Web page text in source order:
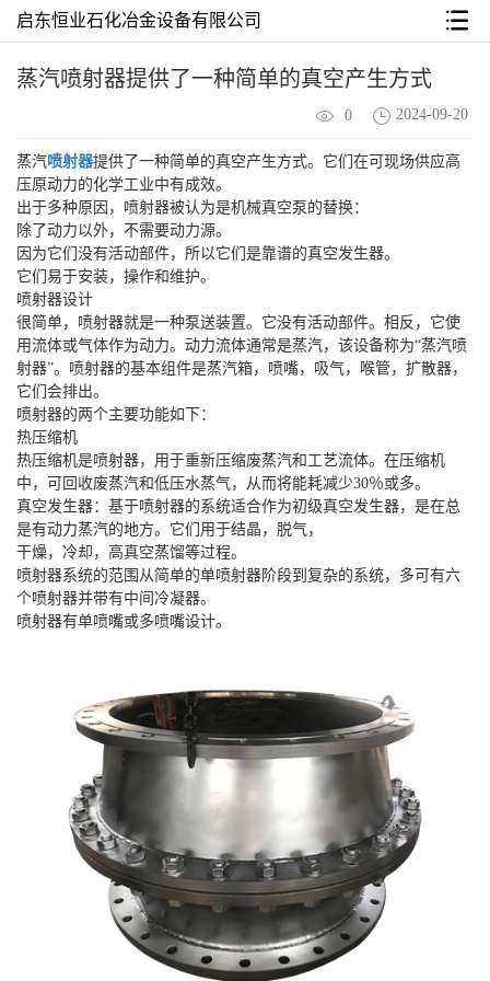
启东恒业石化冶金设备有限公司
蒸汽喷射器提供了一种简单的真空产生方式
0 2024-09-20
蒸汽喷射器提供了一种简单的真空产生方式。它们在可现场供应高
压原动力的化学工业中有成效。
出于多种原因，喷射器被认为是机械真空泵的替换：
除了动力以外，不需要动力源。
因为它们没有活动部件，所以它们是靠谱的真空发生器。
它们易于安装，操作和维护。
喷射器设计
很简单，喷射器就是一种泵送装置。它没有活动部件。相反，它使
用流体或气体作为动力。动力流体通常是蒸汽，该设备称为“蒸汽喷
射器”。喷射器的基本组件是蒸汽箱，喷嘴，吸气，喉管，扩散器，
它们会排出。
喷射器的两个主要功能如下：
热压缩机
热压缩机是喷射器，用于重新压缩废蒸汽和工艺流体。在压缩机
中，可回收废蒸汽和低压水蒸气，从而将能耗减少30％或多。
真空发生器：基于喷射器的系统适合作为初级真空发生器，是在总
是有动力蒸汽的地方。它们用于结晶，脱气，
干燥，冷却，高真空蒸馏等过程。
喷射器系统的范围从简单的单喷射器阶段到复杂的系统，多可有六
个喷射器并带有中间冷凝器。
喷射器有单喷嘴或多喷嘴设计。